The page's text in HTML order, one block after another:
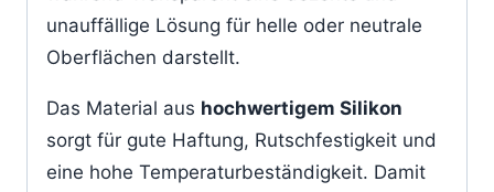
unauffällige Lösung für helle oder neutrale
Oberflächen darstellt.
Das Material aus hochwertigem Silikon
sorgt für gute Haftung, Rutschfestigkeit und
eine hohe Temperaturbeständigkeit. Damit